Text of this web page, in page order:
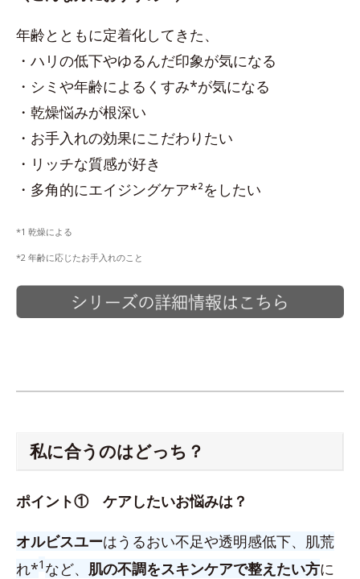
年齢とともに定着化してきた、
・ハリの低下やゆるんだ印象が気になる
・シミや年齢によるくすみ*が気になる
・乾燥悩みが根深い
・お手入れの効果にこだわりたい
・リッチな質感が好き
・多角的にエイジングケア*²をしたい
*1 乾燥による
*2 年齢に応じたお手入れのこと
私に合うのはどっち？
ポイント① ケアしたいお悩みは？
オルビスユーはうるおい不足や透明感低下、肌荒
れ*1 など、 肌の不調をスキンケアで整えたい方に